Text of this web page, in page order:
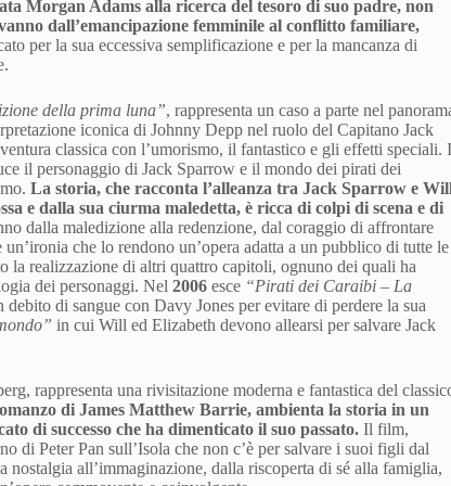
Morgan Adams alla ricerca del tesoro di suo padre, non
dall’emancipazione femminile al conflitto familiare,
per la sua eccessiva semplificazione e per la mancanza di
della prima luna”, rappresenta un caso a parte nel
iconica di Johnny Depp nel ruolo del Capitano Jack
classica con l’umorismo, il fantastico e gli effetti speciali.
il personaggio di Jack Sparrow e il mondo dei pirati dei
La storia, che racconta l’alleanza tra Jack Sparrow e
e dalla sua ciurma maledetta, è ricca di colpi di scena e di
dalla maledizione alla redenzione, dal coraggio di affrontare
che lo rendono un’opera adatta a un pubblico di tutte le
la realizzazione di altri quattro capitoli, ognuno dei quali ha
dei personaggi. Nel2006 esce “Pirati dei Caraibi – La
debito di sangue con Davy Jones per evitare di perdere la sua
in cui Will ed Elizabeth devono allearsi per salvare Jack
rappresenta una rivisitazione moderna e fantastica del
di James Matthew Barrie, ambienta la storia in un
di successo che ha dimenticato il suo passato. Il film,
di Peter Pan sull’Isola che non c’è per salvare i suoi figli dal
all’immaginazione, dalla riscoperta di sé alla famiglia,